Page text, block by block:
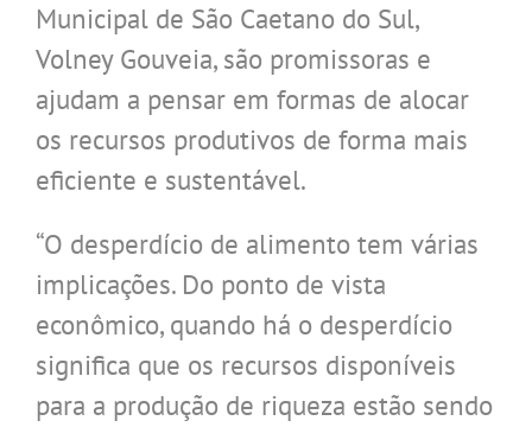
Municipal de São Caetano do Sul,
Volney Gouveia, são promissoras e
ajudam a pensar em formas de alocar
os recursos produtivos de forma mais
eficiente e sustentável.
“O desperdício de alimento tem várias
implicações. Do ponto de vista
econômico, quando há o desperdício
significa que os recursos disponíveis
para a produção de riqueza estão sendo